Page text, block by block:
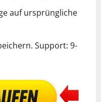
auf ursprüngliche
Support: 9-